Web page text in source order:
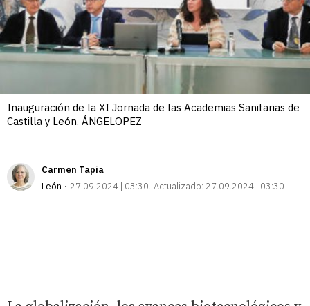
Inauguración de la XI Jornada de las Academias Sanitarias de
Castilla y León. ÁNGELOPEZ
Carmen Tapia
León
27.09.2024 | 03:30 Actualizado: 27.09.2024 | 03:30